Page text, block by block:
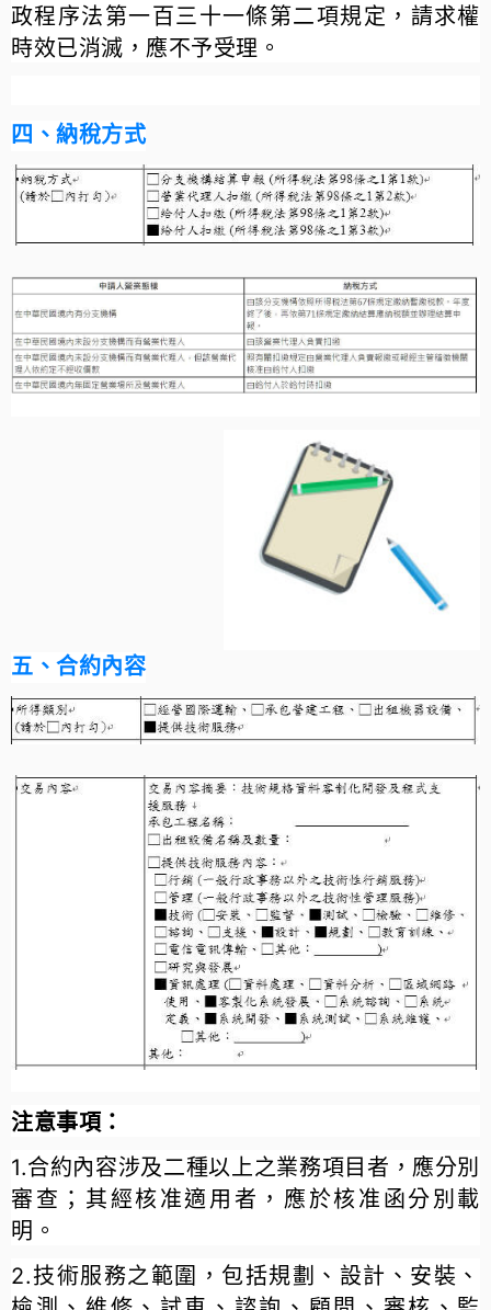
政程序法第一百三十一條第二項規定，請求權
時效已消滅，應不予受理。
四、納稅方式
五、合約內容
注意事項：
1.合約內容涉及二種以上之業務項目者，應分別
審查；其經核准適用者，應於核准函分別載
明。
2.技術服務之範圍，包括規劃、設計、安裝、